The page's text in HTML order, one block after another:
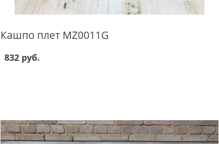
Кашпо плет MZ0011G
832 руб.